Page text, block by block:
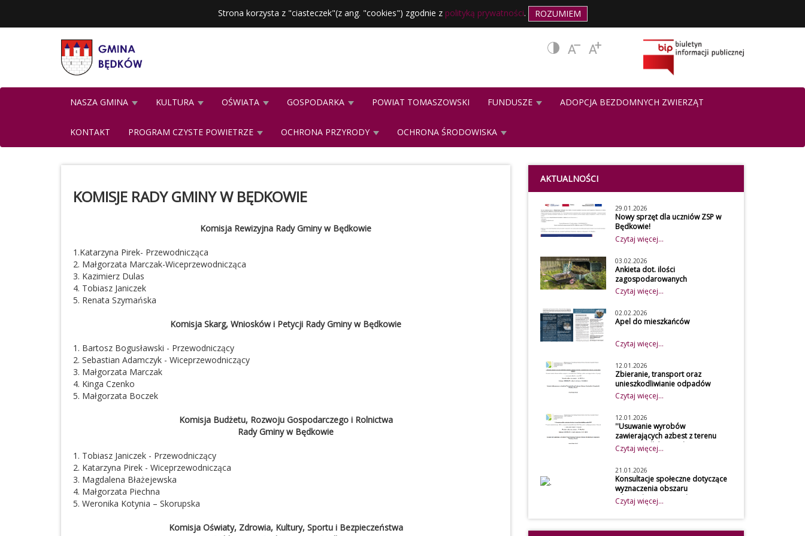
Strona korzysta z "ciasteczek"(z ang. "cookies") zgodnie z polityką prywatności. ROZUMIEM
NASZA GMINA KULTURA OŚWIATA GOSPODARKA POWIAT TOMASZOWSKI FUNDUSZE ADOPCJA BEZDOMNYCH ZWIERZĄT
KONTAKT PROGRAM CZYSTE POWIETRZE OCHRONA PRZYRODY OCHRONA ŚRODOWISKA
KOMISJE RADY GMINY W BĘDKOWIE
Komisja Rewizyjna Rady Gminy w Będkowie
1.Katarzyna Pirek- Przewodnicząca
2. Małgorzata Marczak-Wiceprzewodnicząca
3. Kazimierz Dulas
4. Tobiasz Janiczek
5. Renata Szymańska
Komisja Skarg, Wniosków i Petycji Rady Gminy w Będkowie
1. Bartosz Bogusławski - Przewodniczący
2. Sebastian Adamczyk - Wiceprzewodniczący
3. Małgorzata Marczak
4. Kinga Czenko
5. Małgorzata Boczek
Komisja Budżetu, Rozwoju Gospodarczego i Rolnictwa
Rady Gminy w Będkowie
1. Tobiasz Janiczek - Przewodniczący
2. Katarzyna Pirek - Wiceprzewodnicząca
3. Magdalena Błażejewska
4. Małgorzata Piechna
5. Weronika Kotynia – Skorupska
Komisja Oświaty, Zdrowia, Kultury, Sportu i Bezpieczeństwa
AKTUALNOŚCI
29.01.2026
Nowy sprzęt dla uczniów ZSP w
Będkowie!
Czytaj więcej...
03.02.2026
Ankieta dot. ilości
zagospodarowanych
bioodpadów w kompostowniku
przydomowym w 2026 roku
Szanowni mieszkańcy
Z uwagi na obowiązek
wymaganego poziomu
udostępniamy do
wypełnienia przez
mieszkańców naszej
gminy ankietę, która
dotyczy
zagospodarowania
bioodpadów w
kompostowniku
przydomowym. Dane
zawarte w ankiecie będą
wykorzystywane przez
Urząd Gminy Będków
przy obliczeniu
Czytaj więcej...
02.02.2026
Apel do mieszkańców
Czytaj więcej...
12.01.2026
Zbieranie, transport oraz
unieszkodliwianie odpadów
zawierających azbest w
gospodarstwach rolnych z terenu
Czytaj więcej...
12.01.2026
''Usuwanie wyrobów
zawierających azbest z terenu
Gminy Będków w roku 2025''
Czytaj więcej...
21.01.2026
Konsultacje społeczne dotyczące
wyznaczenia obszaru
zdegradowanego i obszaru
rewitalizacji Gminy Będków
Konsultacje
społeczne dotyczące
Czytaj więcej...